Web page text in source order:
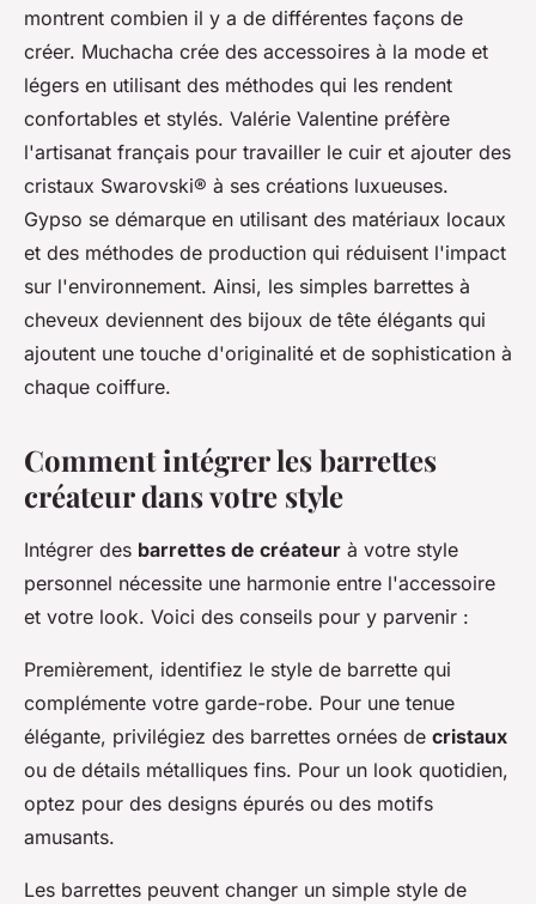
montrent combien il y a de différentes façons de
créer. Muchacha crée des accessoires à la mode et
légers en utilisant des méthodes qui les rendent
confortables et stylés. Valérie Valentine préfère
l'artisanat français pour travailler le cuir et ajouter des
cristaux Swarovski® à ses créations luxueuses.
Gypso se démarque en utilisant des matériaux locaux
et des méthodes de production qui réduisent l'impact
sur l'environnement. Ainsi, les simples barrettes à
cheveux deviennent des bijoux de tête élégants qui
ajoutent une touche d'originalité et de sophistication à
chaque coiffure.
Comment intégrer les barrettes
créateur dans votre style
Intégrer des barrettes de créateur à votre style
personnel nécessite une harmonie entre l'accessoire
et votre look. Voici des conseils pour y parvenir :
Premièrement, identifiez le style de barrette qui
complémente votre garde-robe. Pour une tenue
élégante, privilégiez des barrettes ornées de cristaux
ou de détails métalliques fins. Pour un look quotidien,
optez pour des designs épurés ou des motifs
amusants.
Les barrettes peuvent changer un simple style de